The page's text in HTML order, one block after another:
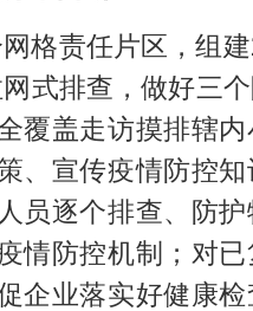
格责任片区，组
式排查，做好三
覆盖走访摸排辖
、宣传疫情防控
员逐个排查、防
情防控机制；对
企业落实好健康